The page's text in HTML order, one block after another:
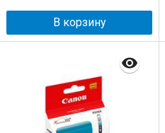
В корзину